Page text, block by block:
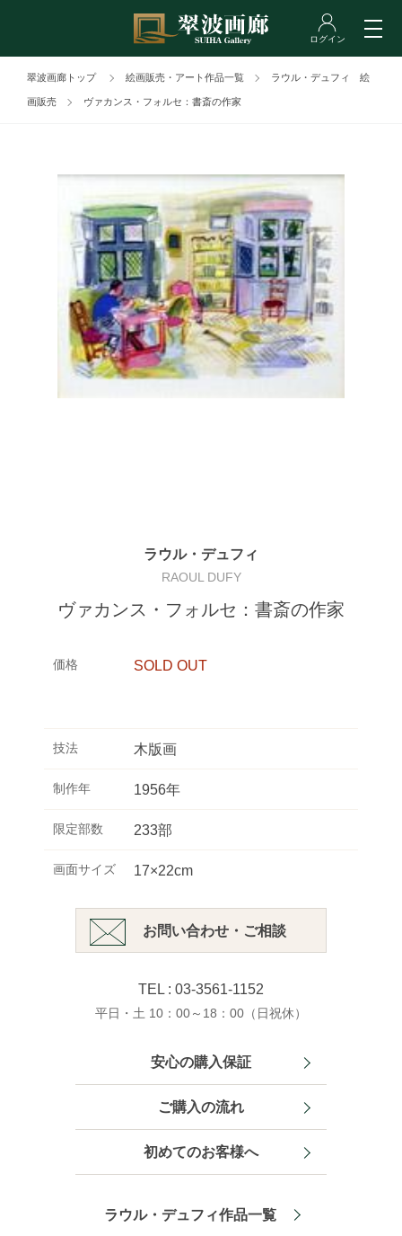
翠波画廊トップ 絵画販売・アート作品一覧 ラウル・デュフィ 絵
画販売 ヴァカンス・フォルセ：書斎の作家
ラウル・デュフィ
RAOUL DUFY
ヴァカンス・フォルセ：書斎の作家
価格 SOLD OUT
技法 木版画
制作年 1956年
限定部数 233部
画面サイズ 17×22cm
お問い合わせ・ご相談
TEL : 03-3561-1152
平日・土 10：00～18：00（日祝休）
安心の購入保証
ご購入の流れ
初めてのお客様へ
ラウル・デュフィ作品一覧